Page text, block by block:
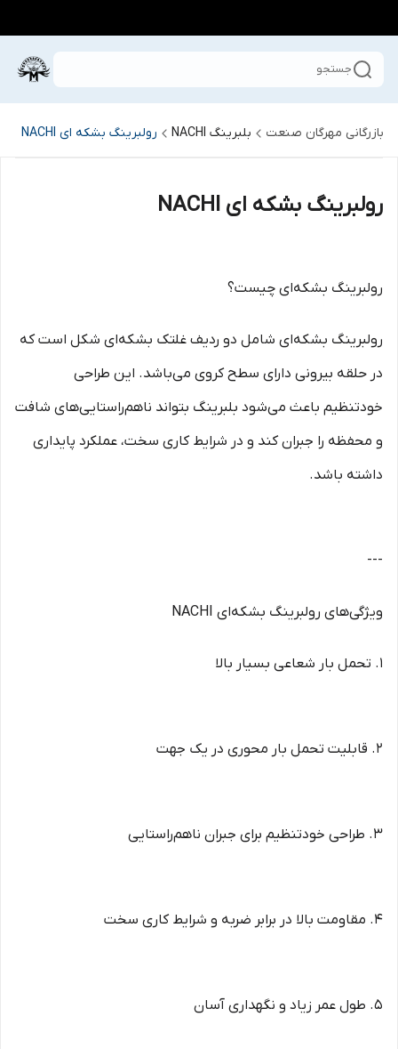
جستجو
بازرگانی مهرگان صنعت بلبرینگ NACHI رولبرینگ بشکه ای NACHI
رولبرینگ بشکه ای NACHI
رولبرینگ بشکه‌ای چیست؟
رولبرینگ بشکه‌ای شامل دو ردیف غلتک بشکه‌ای شکل است که
در حلقه بیرونی دارای سطح کروی می‌باشد. این طراحی
خودتنظیم باعث می‌شود بلبرینگ بتواند ناهم‌راستایی‌های شافت
و محفظه را جبران کند و در شرایط کاری سخت، عملکرد پایداری
داشته باشد.
---
ویژگی‌های رولبرینگ بشکه‌ای NACHI
1. تحمل بار شعاعی بسیار بالا
2. قابلیت تحمل بار محوری در یک جهت
3. طراحی خودتنظیم برای جبران ناهم‌راستایی
4. مقاومت بالا در برابر ضربه و شرایط کاری سخت
5. طول عمر زیاد و نگهداری آسان